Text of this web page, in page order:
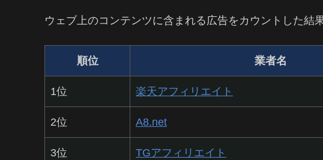
ウェブ上のコンテンツに含まれる広告をカウントした結
順位 業者名
1位 楽天アフィリエイト
2位 A8.net
3位 TGアフィリエイト